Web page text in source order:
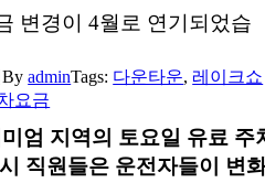
변경이 4월로 연기되었습
ByadminTags: 다운타운, 레이크쇼
요금
엄 지역의 토요일 유료 주
직원들은 운전자들이 변